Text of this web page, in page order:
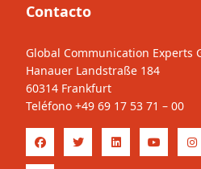
Contacto
Global Communication Experts
Hanauer Landstraße 184
60314 Frankfurt
Teléfono +49 69 17 53 71 – 00